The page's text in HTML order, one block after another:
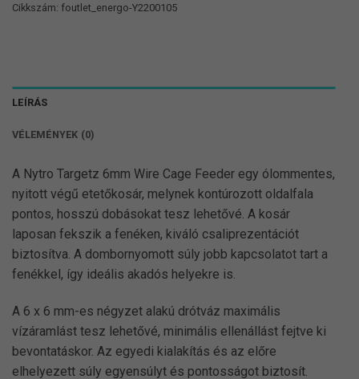
Cikkszám: foutlet_energo-Y2200105
LEÍRÁS
VÉLEMÉNYEK (0)
A Nytro Targetz 6mm Wire Cage Feeder egy ólommentes,
nyitott végű etetőkosár, melynek kontúrozott oldalfala
pontos, hosszú dobásokat tesz lehetővé. A kosár
laposan fekszik a fenéken, kiváló csaliprezentációt
biztosítva. A dombornyomott súly jobb kapcsolatot tart a
fenékkel, így ideális akadós helyekre is.
A 6 x 6 mm-es négyzet alakú drótváz maximális
vízáramlást tesz lehetővé, minimális ellenállást fejtve ki
bevontatáskor. Az egyedi kialakítás és az előre
elhelyezett súly egyensúlyt és pontosságot biztosít.